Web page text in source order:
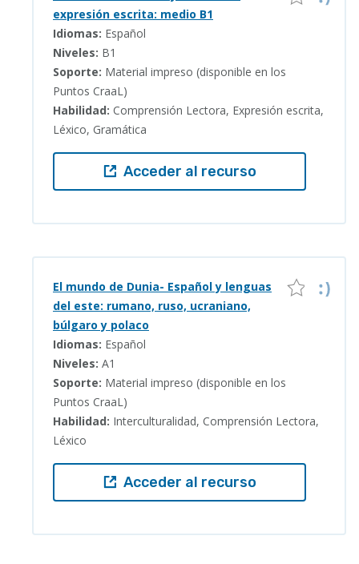
expresión escrita: medio B1
Idiomas: Español
Niveles: B1
Soporte: Material impreso (disponible en los
Puntos CraaL)
Habilidad: Comprensión Lectora, Expresión escrita,
Léxico, Gramática
Acceder al recurso
El mundo de Dunia- Español y lenguas
del este: rumano, ruso, ucraniano,
búlgaro y polaco
Idiomas: Español
Niveles: A1
Soporte: Material impreso (disponible en los
Puntos CraaL)
Habilidad: Interculturalidad, Comprensión Lectora,
Léxico
Acceder al recurso